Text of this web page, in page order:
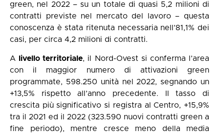
green, nel 2022 – su un totale di quasi 5,2 milioni di
contratti previste nel mercato del lavoro – questa
conoscenza è stata ritenuta necessaria nell’81,1% dei
casi, per circa 4,2 milioni di contratti.
A livello territoriale, il Nord-Ovest si conferma l’area
con il maggior numero di attivazioni green
programmate, 598.250 unità nel 2022, segnando un
+13,5% rispetto all’anno precedente. Il tasso di
crescita più significativo si registra al Centro, +15,9%
tra il 2021 ed il 2022 (323.590 nuovi contratti green a
fine periodo), mentre cresce meno della media